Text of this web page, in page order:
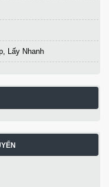
Lấy Nhanh